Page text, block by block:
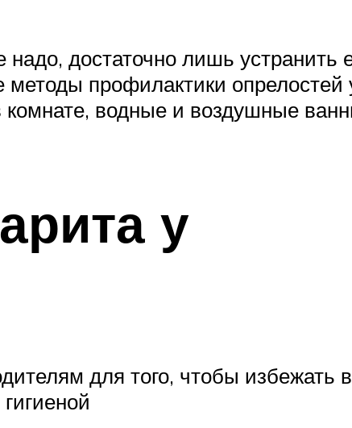
надо, достаточно лишь
профилактики
водные и воздушные
у
для того, чтобы избежать